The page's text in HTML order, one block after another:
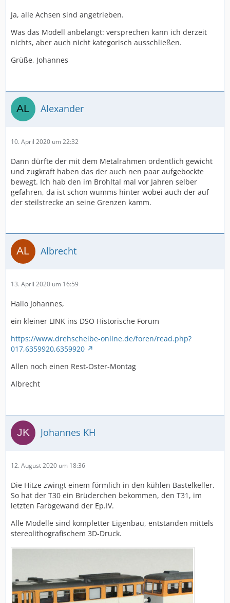
Ja, alle Achsen sind angetrieben.
Was das Modell anbelangt: versprechen kann ich derzeit
nichts, aber auch nicht kategorisch ausschließen.
Grüße, Johannes
Alexander
10. April 2020 um 22:32
Dann dürfte der mit dem Metalrahmen ordentlich gewicht
und zugkraft haben das der auch nen paar aufgebockte
bewegt. Ich hab den im Brohltal mal vor Jahren selber
gefahren, da ist schon wumms hinter wobei auch der auf
der steilstrecke an seine Grenzen kamm.
Albrecht
13. April 2020 um 16:59
Hallo Johannes,
ein kleiner LINK ins DSO Historische Forum
https://www.drehscheibe-online.de/foren/read.php?
017,6359920,6359920
Allen noch einen Rest-Oster-Montag
Albrecht
Johannes KH
12. August 2020 um 18:36
Die Hitze zwingt einem förmlich in den kühlen Bastelkeller.
So hat der T30 ein Brüderchen bekommen, den T31, im
letzten Farbgewand der Ep.IV.
Alle Modelle sind kompletter Eigenbau, entstanden mittels
stereolithografischem 3D-Druck.